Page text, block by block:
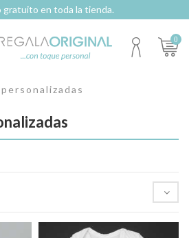
gratuito en toda la tienda.
0